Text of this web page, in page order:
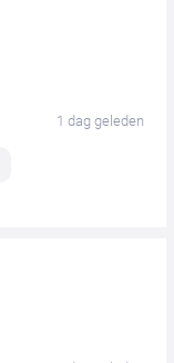
1 dag geleden